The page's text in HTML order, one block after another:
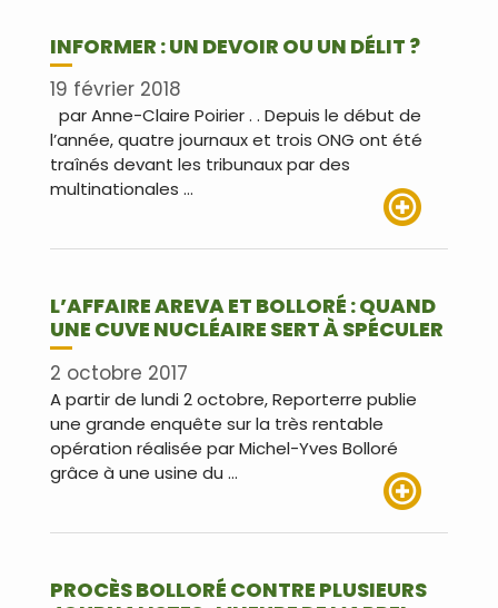
INFORMER : UN DEVOIR OU UN DÉLIT ?
19 février 2018
par Anne-Claire Poirier . . Depuis le début de
l’année, quatre journaux et trois ONG ont été
traînés devant les tribunaux par des
multinationales …
L’AFFAIRE AREVA ET BOLLORÉ : QUAND
UNE CUVE NUCLÉAIRE SERT À SPÉCULER
2 octobre 2017
A partir de lundi 2 octobre, Reporterre publie
une grande enquête sur la très rentable
opération réalisée par Michel-Yves Bolloré
grâce à une usine du …
PROCÈS BOLLORÉ CONTRE PLUSIEURS